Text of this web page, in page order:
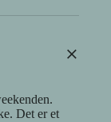
+
Det er et